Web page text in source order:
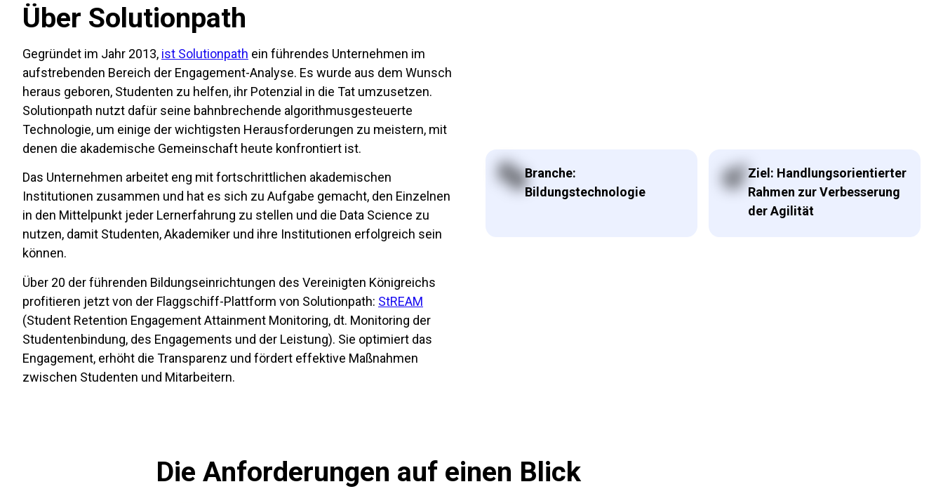
Über Solutionpath
Gegründet im Jahr 2013, ist Solutionpath ein führendes Unternehmen im
aufstrebenden Bereich der Engagement-Analyse. Es wurde aus dem Wunsch
heraus geboren, Studenten zu helfen, ihr Potenzial in die Tat umzusetzen.
Solutionpath nutzt dafür seine bahnbrechende algorithmusgesteuerte
Technologie, um einige der wichtigsten Herausforderungen zu meistern, mit
denen die akademische Gemeinschaft heute konfrontiert ist.
Das Unternehmen arbeitet eng mit fortschrittlichen akademischen
Institutionen zusammen und hat es sich zu Aufgabe gemacht, den Einzelnen
in den Mittelpunkt jeder Lernerfahrung zu stellen und die Data Science zu
nutzen, damit Studenten, Akademiker und ihre Institutionen erfolgreich sein
können.
Über 20 der führenden Bildungseinrichtungen des Vereinigten Königreichs
profitieren jetzt von der Flaggschiff-Plattform von Solutionpath: StREAM
(Student Retention Engagement Attainment Monitoring, dt. Monitoring der
Studentenbindung, des Engagements und der Leistung). Sie optimiert das
Engagement, erhöht die Transparenz und fördert effektive Maßnahmen
zwischen Studenten und Mitarbeitern.
Branche:
Bildungstechnologie
Ziel: Handlungsorientierter
Rahmen zur Verbesserung
der Agilität
Die Anforderungen auf einen Blick